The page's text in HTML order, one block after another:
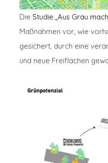
Die Studie „Aus Grau
Maßnahmen vor, wie
gesichert, durch eine
und neue Freiflächen